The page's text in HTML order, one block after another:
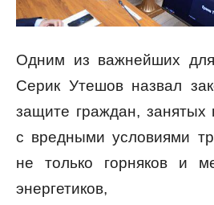
Одним из важнейших
Серик Утешов назвал
защите граждан, занятых
с вредными условиями
не только горняков и
энергетиков,